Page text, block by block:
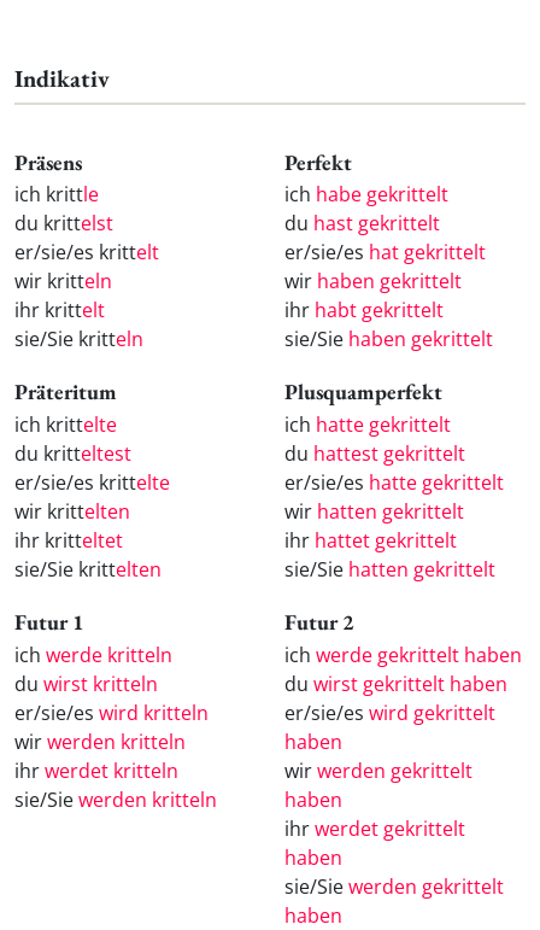
Indikativ
Präsens
ich krittle
du krittelst
er/sie/es krittelt
wir kritteln
ihr krittelt
sie/Sie kritteln
Perfekt
ich habe gekrittelt
du hast gekrittelt
er/sie/es hat gekrittelt
wir haben gekrittelt
ihr habt gekrittelt
sie/Sie haben gekrittelt
Präteritum
ich krittelte
du kritteltest
er/sie/es krittelte
wir krittelten
ihr kritteltet
sie/Sie krittelten
Plusquamperfekt
ich hatte gekrittelt
du hattest gekrittelt
er/sie/es hatte gekrittelt
wir hatten gekrittelt
ihr hattet gekrittelt
sie/Sie hatten gekrittelt
Futur 1
ich werde kritteln
du wirst kritteln
er/sie/es wird kritteln
wirwerden kritteln
ihrwerdet kritteln
sie/Siewerden kritteln
Futur 2
ich werde gekrittelt haben
du wirst gekrittelt haben
er/sie/es wird gekrittelt
haben
wirwerden gekrittelt
haben
ihrwerdet gekrittelt
haben
sie/Siewerden gekrittelt
haben